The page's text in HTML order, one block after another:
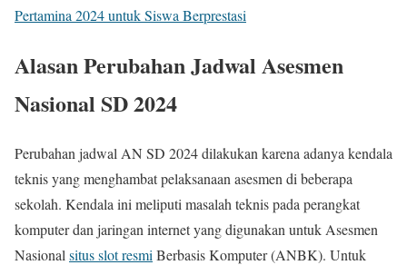
Pertamina 2024 untuk Siswa Berprestasi
Alasan Perubahan Jadwal Asesmen
Nasional SD 2024
Perubahan jadwal AN SD 2024 dilakukan karena adanya kendala
teknis yang menghambat pelaksanaan asesmen di beberapa
sekolah. Kendala ini meliputi masalah teknis pada perangkat
komputer dan jaringan internet yang digunakan untuk Asesmen
Nasional situs slot resmi Berbasis Komputer (ANBK). Untuk